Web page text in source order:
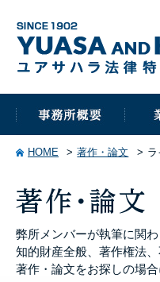
HOME 著作・論文
弊所メンバーが執筆に関
知的財産全般、著作権法
著作・論文をお探しの場